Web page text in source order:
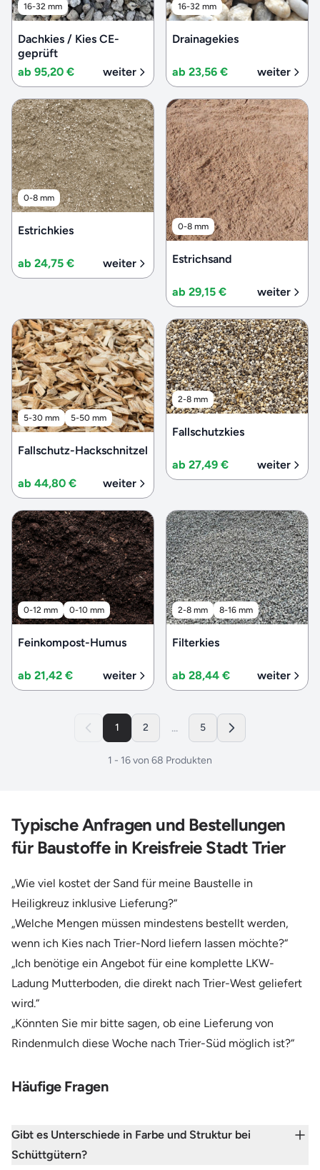
16-32 mm
Dachkies / Kies CE-
geprüft
ab 95,20 €
weiter
16-32 mm
Drainagekies
ab 23,56 € weiter
0-8 mm
Estrichkies
ab 24,75 € weiter
0-8 mm
Estrichsand
ab 29,15 € weiter
5-30 mm 5-50 mm
Fallschutz-Hackschnitzel
ab 44,80 € weiter
2-8 mm
Fallschutzkies
ab 27,49 € weiter
0-12 mm 0-10 mm
Feinkompost-Humus
ab 21,42 € weiter
2-8 mm 8-16 mm
Filterkies
ab 28,44 € weiter
1 2 ... 5
1 - 16von 68 Produkten
Typische Anfragen und Bestellungen
für Baustoffe in Kreisfreie Stadt Trier
„Wie viel kostet der Sand für meine Baustelle in
Heiligkreuz inklusive Lieferung?“
„Welche Mengen müssen mindestens bestellt werden,
wenn ich Kies nach Trier-Nord liefern lassen möchte?“
„Ich benötige ein Angebot für eine komplette LKW-
Ladung Mutterboden, die direkt nach Trier-West geliefert
wird.“
„Könnten Sie mir bitte sagen, ob eine Lieferung von
Rindenmulch diese Woche nach Trier-Süd möglich ist?“
Häufige Fragen
Gibt es Unterschiede in Farbe und Struktur bei
Schüttgütern?